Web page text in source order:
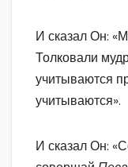
И сказал Он:
Толковали
учитываются
учитываются».
И сказал Он: